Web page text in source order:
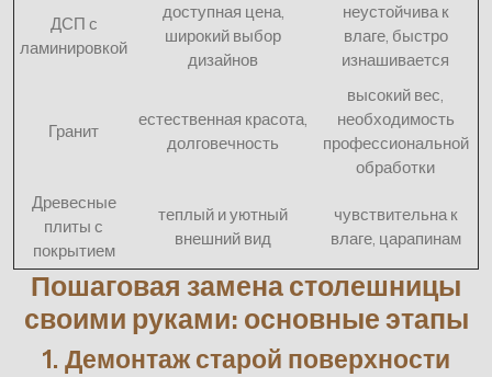
ДСП с
ламинировкой
доступная цена,
широкий выбор
дизайнов
неустойчива к
влаге, быстро
изнашивается
Гранит
естественная красота,
долговечность
высокий вес,
необходимость
профессиональной
обработки
Древесные
плиты с
покрытием
теплый и уютный
внешний вид
чувствительна к
влаге, царапинам
Пошаговая замена столешницы
своими руками: основные этапы
1. Демонтаж старой поверхности